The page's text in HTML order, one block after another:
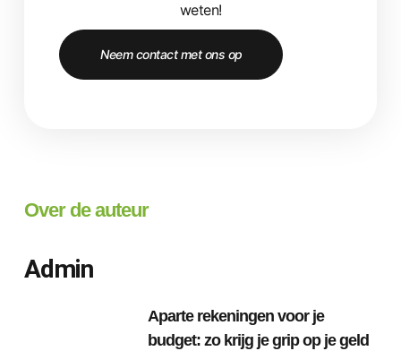
weten!
Neem contact met ons op
Over de auteur
Admin
Aparte rekeningen voor je
budget: zo krijg je grip op je geld